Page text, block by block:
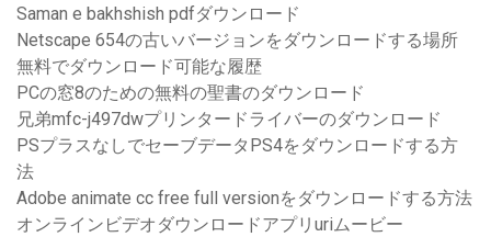
Saman e bakhshish pdfダウンロード
Netscape 654の古いバージョンをダウンロードする場所
無料でダウンロード可能な履歴
PCの窓8のための無料の聖書のダウンロード
兄弟mfc-j497dwプリンタードライバーのダウンロード
PSプラスなしでセーブデータPS4をダウンロードする方
法
Adobe animate cc free full versionをダウンロードする方法
オンラインビデオダウンロードアプリuriムービー